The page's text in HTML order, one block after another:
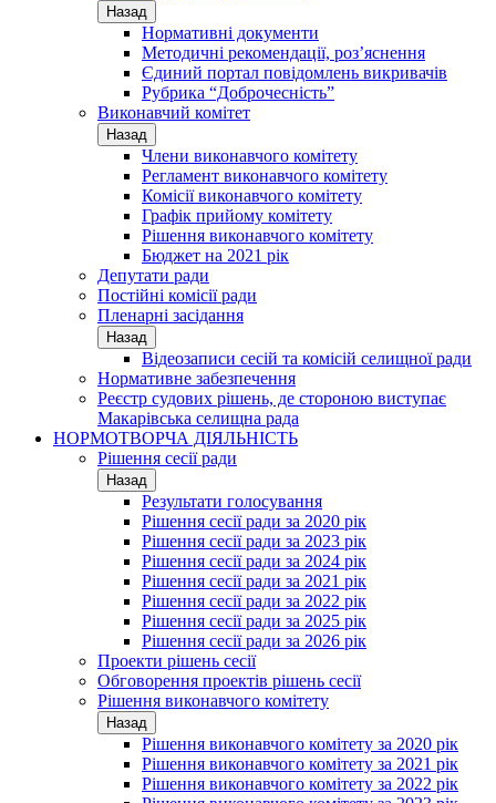
Назад
Нормативні документи
Методичні рекомендації, роз’яснення
Єдиний портал повідомлень викривачів
Рубрика “Доброчесність”
Виконавчий комітет
Назад
Члени виконавчого комітету
Регламент виконавчого комітету
Комісії виконавчого комітету
Графік прийому комітету
Рішення виконавчого комітету
Бюджет на 2021 рік
Депутати ради
Постійні комісії ради
Пленарні засідання
Назад
Відеозаписи сесій та комісій селищної ради
Нормативне забезпечення
Реєстр судових рішень, де стороною виступає
Макарівська селищна рада
НОРМОТВОРЧА ДІЯЛЬНІСТЬ
Рішення сесії ради
Назад
Результати голосування
Рішення сесії ради за 2020 рік
Рішення сесії ради за 2023 рік
Рішення сесії ради за 2024 рік
Рішення сесії ради за 2021 рік
Рішення сесії ради за 2022 рік
Рішення сесії ради за 2025 рік
Рішення сесії ради за 2026 рік
Проекти рішень сесії
Обговорення проектів рішень сесії
Рішення виконавчого комітету
Назад
Рішення виконавчого комітету за 2020 рік
Рішення виконавчого комітету за 2021 рік
Рішення виконавчого комітету за 2022 рік